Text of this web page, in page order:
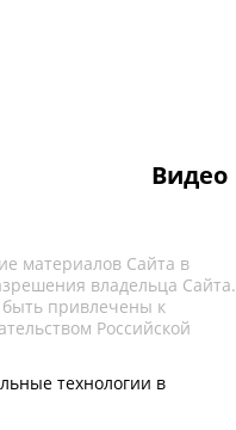
Видео
материалов Сайта в
владельца Сайта.
привлечены к
Российской
технологии в